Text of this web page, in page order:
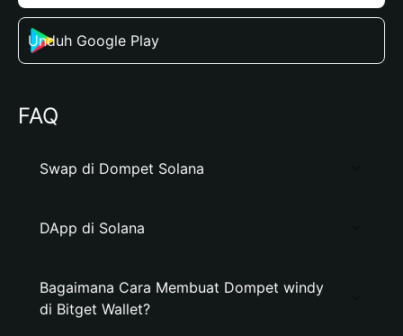
Unduh Google Play
FAQ
Swap di Dompet Solana
DApp di Solana
Bagaimana Cara Membuat Dompet windy
di Bitget Wallet?